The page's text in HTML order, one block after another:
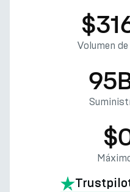
Volumen